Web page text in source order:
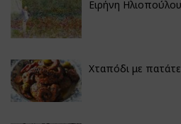
Ειρήνη
Χταπόδι με